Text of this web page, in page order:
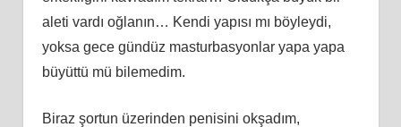
aleti vardı oğlanın… Kendi yapısı mı böyleydi,
yoksa gece gündüz masturbasyonlar yapa yapa
büyüttü mü bilemedim.
Biraz şortun üzerinden penisini okşadım,